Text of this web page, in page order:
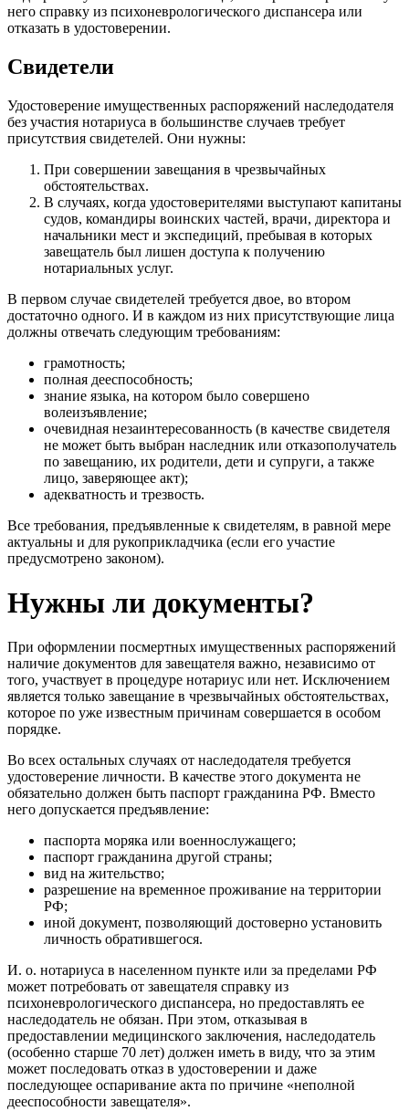
него справку из психоневрологического диспансера или
отказать в удостоверении.
Свидетели
Удостоверение имущественных распоряжений наследодателя
без участия нотариуса в большинстве случаев требует
присутствия свидетелей. Они нужны:
При совершении завещания в чрезвычайных
обстоятельствах.
В случаях, когда удостоверителями выступают капитаны
судов, командиры воинских частей, врачи, директора и
начальники мест и экспедиций, пребывая в которых
завещатель был лишен доступа к получению
нотариальных услуг.
В первом случае свидетелей требуется двое, во втором
достаточно одного. И в каждом из них присутствующие лица
должны отвечать следующим требованиям:
грамотность;
полная дееспособность;
знание языка, на котором было совершено
волеизъявление;
очевидная незаинтересованность (в качестве свидетеля
не может быть выбран наследник или отказополучатель
по завещанию, их родители, дети и супруги, а также
лицо, заверяющее акт);
адекватность и трезвость.
Все требования, предъявленные к свидетелям, в равной мере
актуальны и для рукоприкладчика (если его участие
предусмотрено законом).
Нужны ли документы?
При оформлении посмертных имущественных распоряжений
наличие документов для завещателя важно, независимо от
того, участвует в процедуре нотариус или нет. Исключением
является только завещание в чрезвычайных обстоятельствах,
которое по уже известным причинам совершается в особом
порядке.
Во всех остальных случаях от наследодателя требуется
удостоверение личности. В качестве этого документа не
обязательно должен быть паспорт гражданина РФ. Вместо
него допускается предъявление:
паспорта моряка или военнослужащего;
паспорт гражданина другой страны;
вид на жительство;
разрешение на временное проживание на территории
РФ;
иной документ, позволяющий достоверно установить
личность обратившегося.
И. о. нотариуса в населенном пункте или за пределами РФ
может потребовать от завещателя справку из
психоневрологического диспансера, но предоставлять ее
наследодатель не обязан. При этом, отказывая в
предоставлении медицинского заключения, наследодатель
(особенно старше 70 лет) должен иметь в виду, что за этим
может последовать отказ в удостоверении и даже
последующее оспаривание акта по причине «неполной
дееспособности завещателя».